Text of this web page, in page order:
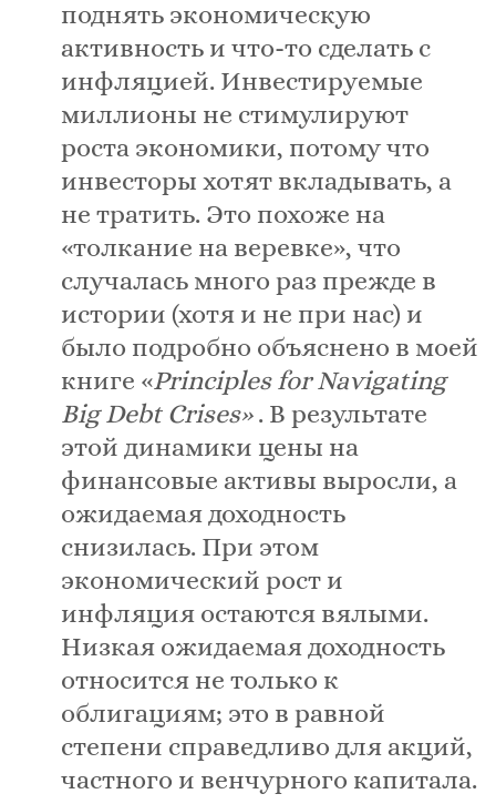
поднять экономическую
активность и что-то сделать с
инфляцией. Инвестируемые
миллионы не стимулируют
роста экономики, потому что
инвесторы хотят вкладывать, а
не тратить. Это похоже на
«толкание на веревке», что
случалась много раз прежде в
истории (хотя и не при нас) и
было подробно объяснено в моей
книге «Principles for Navigating
Big Debt Crises». В результате
этой динамики цены на
финансовые активы выросли, а
ожидаемая доходность
снизилась. При этом
экономический рост и
инфляция остаются вялыми.
Низкая ожидаемая доходность
относится не только к
облигациям; это в равной
степени справедливо для акций,
частного и венчурного капитала.